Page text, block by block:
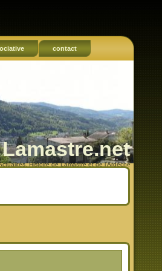
contact
Lamastre.net
Histoire de Lamastre et de l'Ardèche